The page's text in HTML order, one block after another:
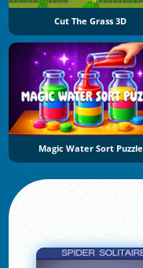
Cut The Grass 3D
Magic Water Sort Puzzle